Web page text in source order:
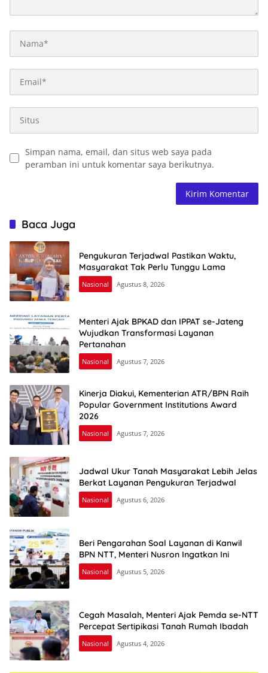
Simpan nama, email, dan situs web saya pada
peramban ini untuk komentar saya berikutnya.
Baca Juga
Pengukuran Terjadwal Pastikan Waktu,
Masyarakat Tak Perlu Tunggu Lama
Nasional Agustus 8, 2026
Menteri Ajak BPKAD dan IPPAT se-Jateng
Wujudkan Transformasi Layanan
Pertanahan
Nasional Agustus 7, 2026
Kinerja Diakui, Kementerian ATR/BPN Raih
Popular Government Institutions Award
2026
Nasional Agustus 7, 2026
Jadwal Ukur Tanah Masyarakat Lebih Jelas
Berkat Layanan Pengukuran Terjadwal
Nasional Agustus 6, 2026
Beri Pengarahan Soal Layanan di Kanwil
BPN NTT, Menteri Nusron Ingatkan Ini
Nasional Agustus 5, 2026
Cegah Masalah, Menteri Ajak Pemda se-NTT
Percepat Sertipikasi Tanah Rumah Ibadah
Nasional Agustus 4, 2026